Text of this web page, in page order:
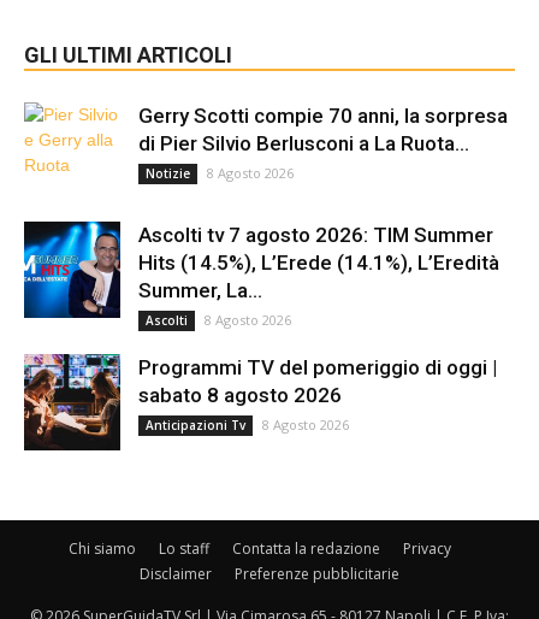
GLI ULTIMI ARTICOLI
Gerry Scotti compie 70 anni, la sorpresa
di Pier Silvio Berlusconi a La Ruota...
Notizie 8 Agosto 2026
Ascolti tv 7 agosto 2026: TIM Summer
Hits (14.5%), L’Erede (14.1%), L’Eredità
Summer, La...
Ascolti 8 Agosto 2026
Programmi TV del pomeriggio di oggi |
sabato 8 agosto 2026
Anticipazioni Tv 8 Agosto 2026
Chi siamo Lo staff Contatta la redazione
Privacy
Disclaimer
Preferenze pubblicitarie